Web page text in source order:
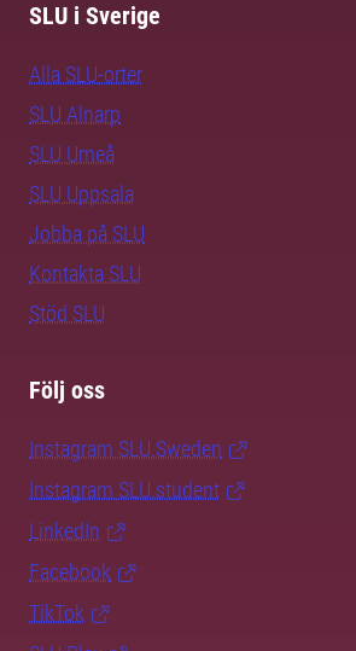
SLU i Sverige
Alla SLU-orter
SLU Alnarp
SLU Umeå
SLU Uppsala
Jobba på SLU
Kontakta SLU
Stöd SLU
Följ oss
Instagram SLU.Sweden
Instagram SLU.student
LinkedIn
Facebook
TikTok